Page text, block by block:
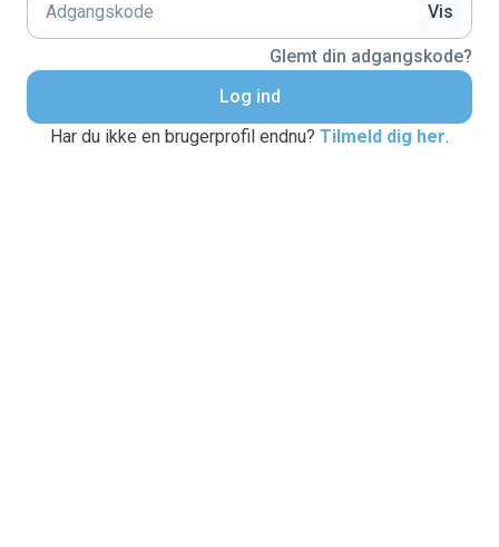
Vis
Glemt din adgangskode?
Log ind
Har du ikke en brugerprofil endnu? Tilmeld dig her.